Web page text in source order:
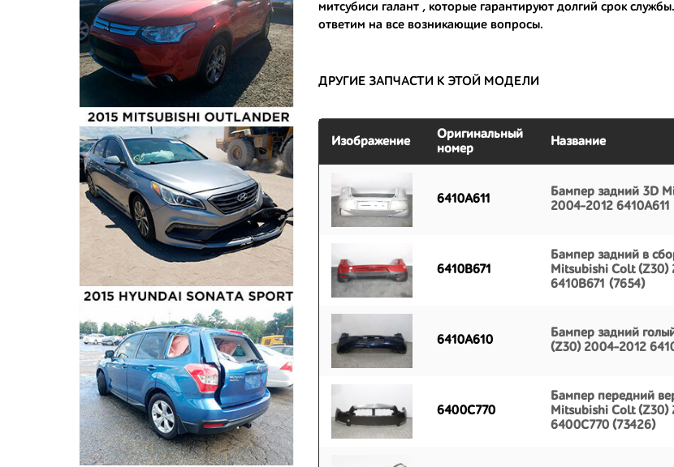
митсубиси галант , которые гарантируют долгий срок
ответим на все возникающие вопросы.
ДРУГИЕ ЗАПЧАСТИ К ЭТОЙ МОДЕЛИ
Изображение
Оригинальный
номер
Название
6410A611
Бампер задний 3D
2004-2012 6410A611
6410B671
Бампер задний в
Mitsubishi Colt (Z30)
6410B671 (7654)
6410A610
Бампер задний
(Z30) 2004-2012
6400C770
Бампер передний
Mitsubishi Colt (Z30)
6400C770 (73426)